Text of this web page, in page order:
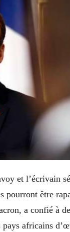
et l’écrivain
pourront être
a confié à
africains